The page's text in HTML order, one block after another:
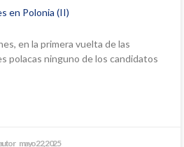
en Polonia (II)
en la primera vuelta de las
polacas ninguno de los candidatos
mayo 22, 2025